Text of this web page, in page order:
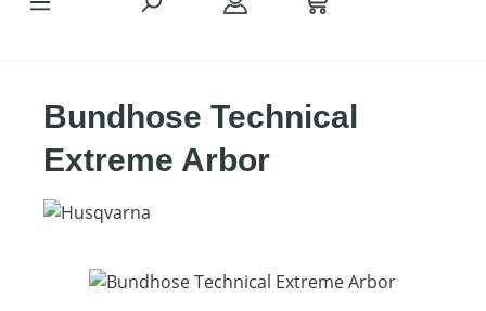
Bundhose Technical
Extreme Arbor
Bildergalerie überspringen